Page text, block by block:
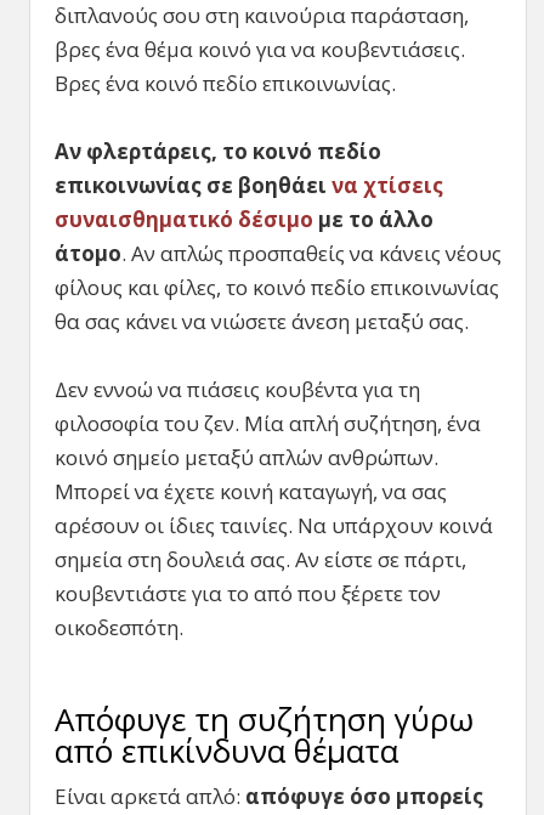
διπλανούς σου στη καινούρια παράσταση,
βρες ένα θέμα κοινό για να κουβεντιάσεις.
Βρες ένα κοινό πεδίο επικοινωνίας.
Αν φλερτάρεις, το κοινό πεδίο
επικοινωνίας σε βοηθάει να χτίσεις
συναισθηματικό δέσιμο με το άλλο
άτομο. Αν απλώς προσπαθείς να κάνεις νέους
φίλους και φίλες, το κοινό πεδίο επικοινωνίας
θα σας κάνει να νιώσετε άνεση μεταξύ σας.
Δεν εννοώ να πιάσεις κουβέντα για τη
φιλοσοφία του ζεν. Μία απλή συζήτηση, ένα
κοινό σημείο μεταξύ απλών ανθρώπων.
Μπορεί να έχετε κοινή καταγωγή, να σας
αρέσουν οι ίδιες ταινίες. Να υπάρχουν κοινά
σημεία στη δουλειά σας. Αν είστε σε πάρτι,
κουβεντιάστε για το από που ξέρετε τον
οικοδεσπότη.
Απόφυγε τη συζήτηση γύρω
από επικίνδυνα θέματα
Είναι αρκετά απλό: απόφυγε όσο μπορείς